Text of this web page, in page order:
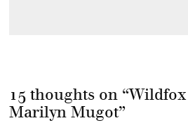
15 thoughts on “
Marilyn Mugot”